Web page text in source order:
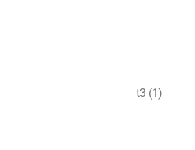
t3 (1)